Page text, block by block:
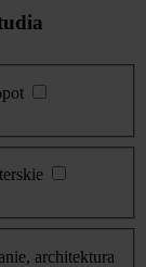
architektura